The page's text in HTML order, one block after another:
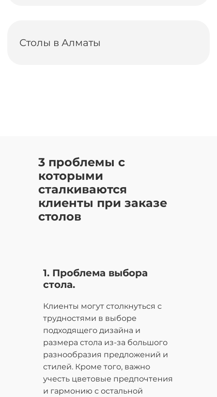
Столы в Алматы
3 проблемы с
которыми
сталкиваются
клиенты при заказе
столов
1. Проблема выбора
стола.
Клиенты могут столкнуться с
трудностями в выборе
подходящего дизайна и
размера стола из-за большого
разнообразия предложений и
стилей. Кроме того, важно
учесть цветовые предпочтения
и гармонию с остальной